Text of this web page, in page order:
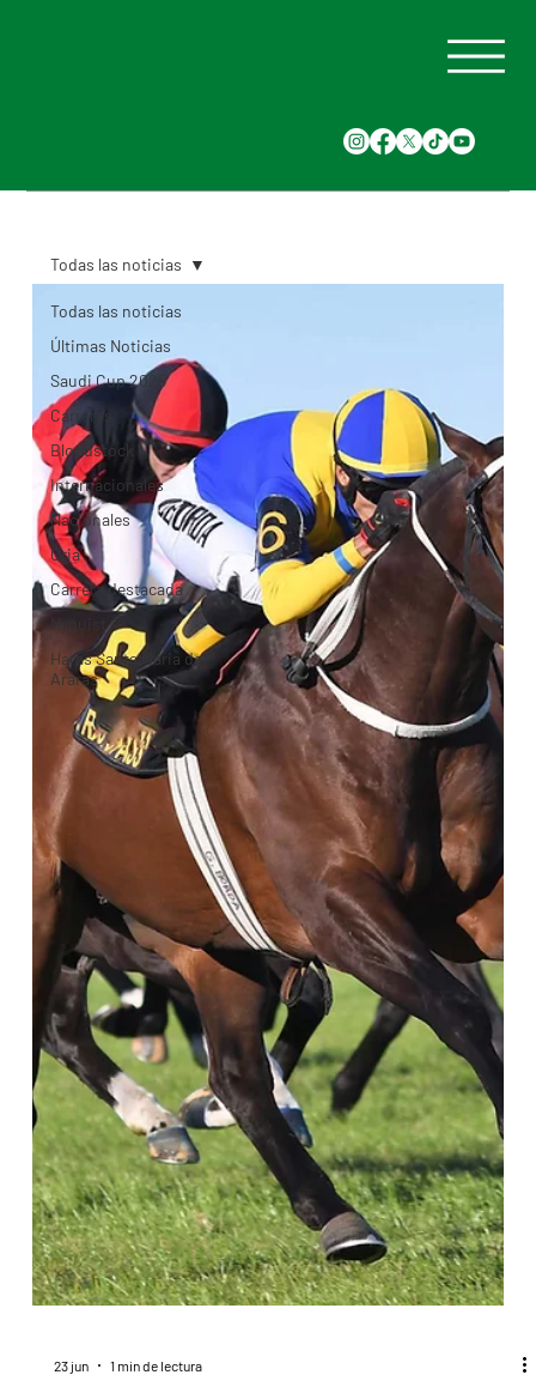
Todas las noticias
Últimas Noticias
Saudi Cup 2025
Carreras
Bloodstock
Internacionales
Nacionales
Cria
Carrera destacada
Nyquist
Haras Santa Maria de
Araras
Todas las noticias